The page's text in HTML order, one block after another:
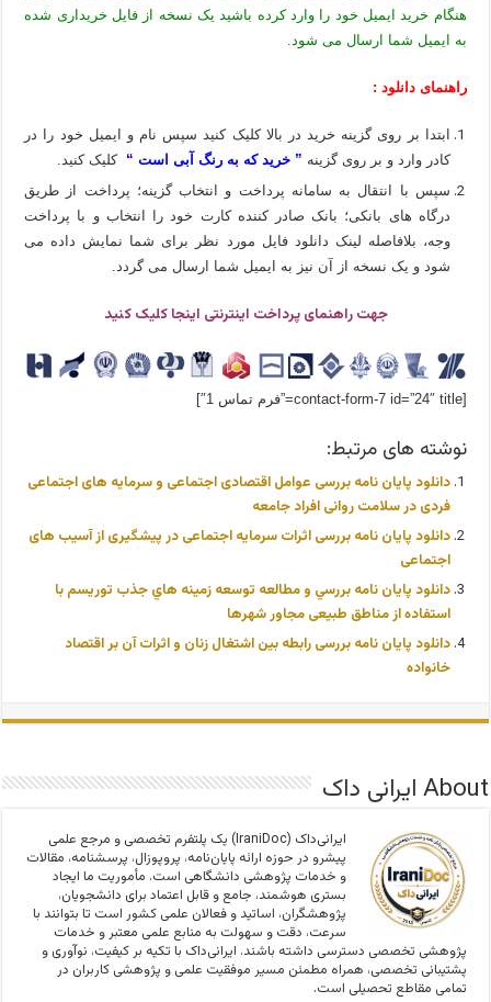
هنگام خرید ایمیل خود را وارد کرده باشید یک نسخه از فایل خریداری شده
به ایمیل شما ارسال می شود.
راهنمای دانلود :
ابتدا بر روی گزینه خرید در بالا کلیک کنید سپس نام و ایمیل خود را در
کادر وارد و بر روی گزینه ” خرید که به رنگ آبی است “
کلیک کنید.
سپس با انتقال به سامانه پرداخت و انتخاب گزینه؛ پرداخت از طریق
درگاه های بانکی؛ بانک صادر کننده کارت خود را انتخاب و با پرداخت
وجه، بلافاصله لینک دانلود فایل مورد نظر برای شما نمایش داده می
شود و یک نسخه از آن نیز به ایمیل شما ارسال می گردد.
جهت راهنمای پرداخت اینترنتی اینجا کلیک کنید
[contact-form-7 id=”24″ title=”فرم تماس 1″]
نوشته های مرتبط:
دانلود پایان نامه بررسی عوامل اقتصادی اجتماعی و سرمایه های اجتماعی
فردی در سلامت روانی افراد جامعه
دانلود پایان نامه بررسی اثرات سرمایه اجتماعی در پیشگیری از آسیب های
اجتماعی
دانلود پایان نامه ﺑﺮرﺳﻲ و ﻣﻄﺎﻟﻌﻪ ﺗﻮﺳﻌﻪ زﻣﻴﻨﻪ ﻫﺎي ﺟﺬب ﺗﻮرﻳﺴﻢ با
استفاده از مناطق طبیعی مجاور شهرها
دانلود پایان نامه بررسی رابطه بین اشتغال زنان و اثرات آن بر اقتصاد
خانواده
About ایرانی داک
ایرانی‌داک (IraniDoc) یک پلتفرم تخصصی و مرجع علمی
پیشرو در حوزه ارائه پایان‌نامه، پروپوزال، پرسشنامه، مقالات
و خدمات پژوهشی دانشگاهی است. مأموریت ما ایجاد
بستری هوشمند، جامع و قابل اعتماد برای دانشجویان،
پژوهشگران، اساتید و فعالان علمی کشور است تا بتوانند با
سرعت، دقت و سهولت به منابع علمی معتبر و خدمات
پژوهشی تخصصی دسترسی داشته باشند. ایرانی‌داک با تکیه بر کیفیت، نوآوری و
پشتیبانی تخصصی، همراه مطمئن مسیر موفقیت علمی و پژوهشی کاربران در
تمامی مقاطع تحصیلی است.